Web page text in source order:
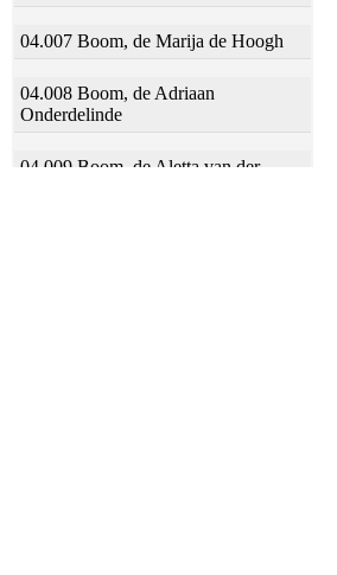
04.007 Boom, de Marija de Hoogh
04.008 Boom, de Adriaan
Onderdelinde
04.009 Boom, de Aletta van der